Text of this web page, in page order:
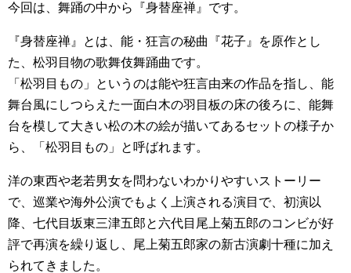
今回は、舞踊の中から『身替座禅』です。
『身替座禅』とは、能・狂言の秘曲『花子』を原作とし
た、松羽目物の歌舞伎舞踊曲です。
「松羽目もの」というのは能や狂言由来の作品を指し、能
舞台風にしつらえた一面白木の羽目板の床の後ろに、能舞
台を模して大きい松の木の絵が描いてあるセットの様子か
ら、「松羽目もの」と呼ばれます。
洋の東西や老若男女を問わないわかりやすいストーリー
で、巡業や海外公演でもよく上演される演目で、初演以
降、七代目坂東三津五郎と六代目尾上菊五郎のコンビが好
評で再演を繰り返し、尾上菊五郎家の新古演劇十種に加え
られてきました。